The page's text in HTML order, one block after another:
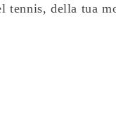
della tua